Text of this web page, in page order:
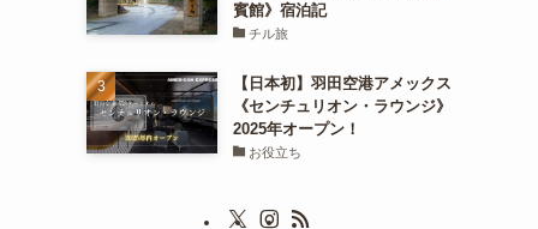
賓館》宿泊記
チル旅
【日本初】羽田空港アメックス
《センチュリオン・ラウンジ》
2025年オープン！
お役立ち